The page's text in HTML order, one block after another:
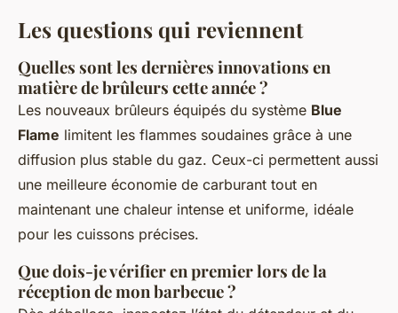
Les questions qui reviennent
Quelles sont les dernières innovations en
matière de brûleurs cette année ?
Les nouveaux brûleurs équipés du système Blue
Flame limitent les flammes soudaines grâce à une
diffusion plus stable du gaz. Ceux-ci permettent aussi
une meilleure économie de carburant tout en
maintenant une chaleur intense et uniforme, idéale
pour les cuissons précises.
Que dois-je vérifier en premier lors de la
réception de mon barbecue ?